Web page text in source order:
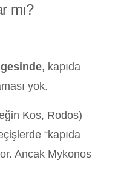
mı?
, kapıda
yok.
Kos, Rodos)
“kapıda
Ancak Mykonos